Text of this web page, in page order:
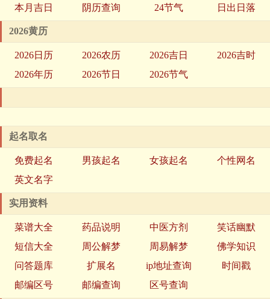
本月吉日
阴历查询 24节气 日出日落
2026黄历
2026日历 2026农历 2026吉日
2026吉时
2026年历
2026节日 2026节气
起名取名
免费起名 男孩起名 女孩起名
个性网名
英文名字
实用资料
菜谱大全 药品说明 中医方剂
笑话幽默
短信大全
周公解梦 周易解梦
佛学知识
问答题库
扩展名 ip地址查询
时间戳
邮编区号
邮编查询 区号查询